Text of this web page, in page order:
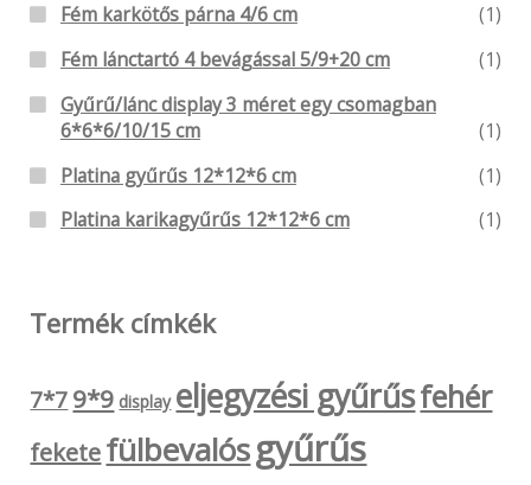
Fém karkötős párna 4/6 cm
(1)
Fém lánctartó 4 bevágással 5/9+20 cm
(1)
Gyűrű/lánc display 3 méret egy csomagban
6*6*6/10/15 cm
(1)
Platina gyűrűs 12*12*6 cm
(1)
Platina karikagyűrűs 12*12*6 cm
(1)
Termék címkék
7*79*9 display eljegyzési gyűrűsfehér
feketefülbevalósgyűrűs